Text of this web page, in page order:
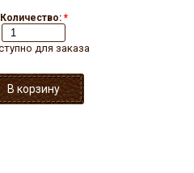
Количество: *
для заказа